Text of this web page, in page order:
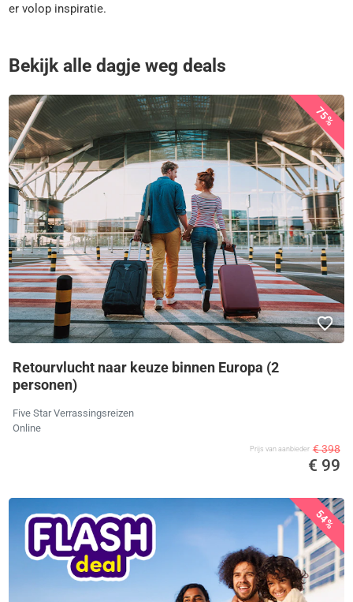
er volop inspiratie.
Bekijk alle dagje weg deals
75%
Retourvlucht naar keuze binnen Europa (2
personen)
Five Star Verrassingsreizen
Online
Prijs van aanbieder € 398
€ 99
54%